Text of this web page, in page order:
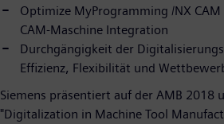
Optimize MyProgramming /NX
CAM-Maschine Integration
Durchgängigkeit der
Effizienz, Flexibilität und
Siemens präsentiert auf der AMB 2018
"Digitalization in Machine Tool